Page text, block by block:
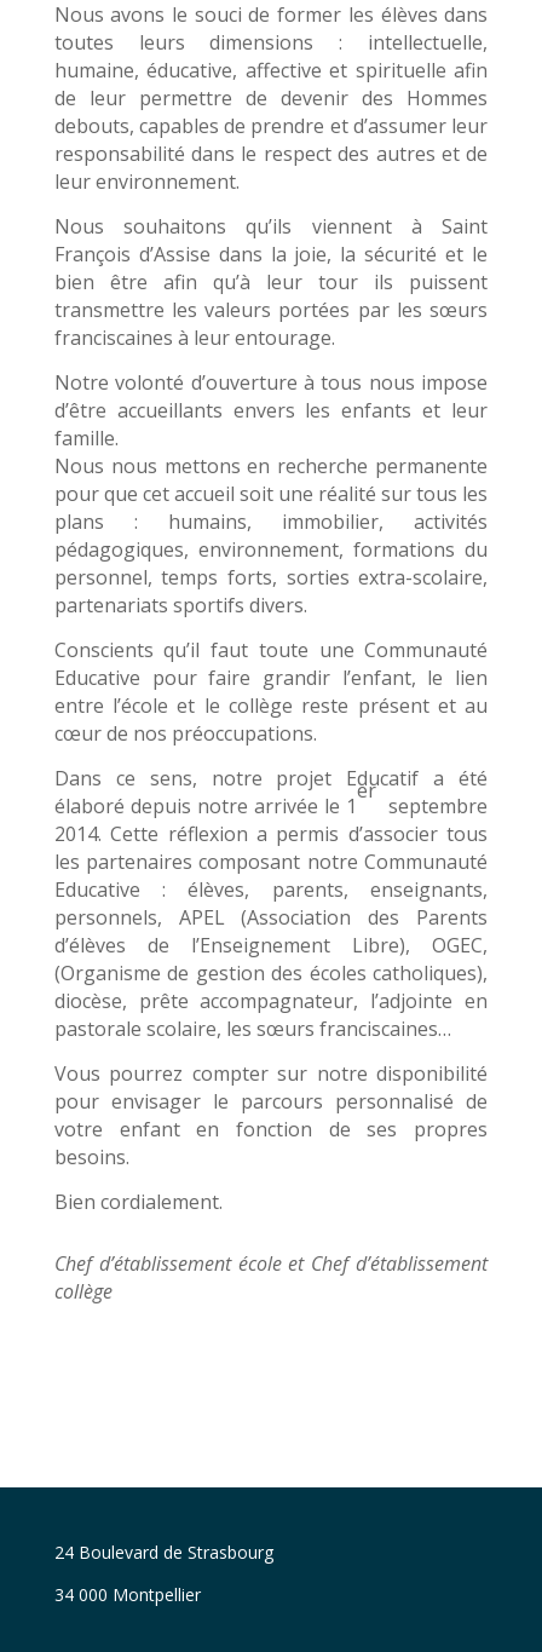
Nous avons le souci de former les élèves dans
toutes leurs dimensions : intellectuelle,
humaine, éducative, affective et spirituelle afin
de leur permettre de devenir des Hommes
debouts, capables de prendre et d’assumer leur
responsabilité dans le respect des autres et de
leur environnement.
Nous souhaitons qu’ils viennent à Saint
François d’Assise dans la joie, la sécurité et le
bien être afin qu’à leur tour ils puissent
transmettre les valeurs portées par les sœurs
franciscaines à leur entourage.
Notre volonté d’ouverture à tous nous impose
d’être accueillants envers les enfants et leur
famille.
Nous nous mettons en recherche permanente
pour que cet accueil soit une réalité sur tous les
plans : humains, immobilier, activités
pédagogiques, environnement, formations du
personnel, temps forts, sorties extra-scolaire,
partenariats sportifs divers.
Conscients qu’il faut toute une Communauté
Educative pour faire grandir l’enfant, le lien
entre l’école et le collège reste présent et au
cœur de nos préoccupations.
Dans ce sens, notre projet Educatif a été
élaboré depuis notre arrivée le 1
er
septembre
2014. Cette réflexion a permis d’associer tous
les partenaires composant notre Communauté
Educative : élèves, parents, enseignants,
personnels, APEL (Association des Parents
d’élèves de l’Enseignement Libre), OGEC,
(Organisme de gestion des écoles catholiques),
diocèse, prête accompagnateur, l’adjointe en
pastorale scolaire, les sœurs franciscaines…
Vous pourrez compter sur notre disponibilité
pour envisager le parcours personnalisé de
votre enfant en fonction de ses propres
besoins.
Bien cordialement.
Chef d’établissement école et Chef d’établissement
collège
24 Boulevard de Strasbourg
34 000 Montpellier